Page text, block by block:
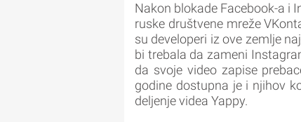
Nakon blokade Facebook-a i
ruske društvene mreže
su developeri iz ove zemlje
bi trebala da zameni
da svoje video zapise
godine dostupna je i njihov
deljenje videa Yappy.